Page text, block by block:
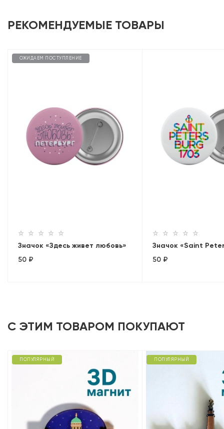
РЕКОМЕНДУЕМЫЕ ТОВАРЫ
ОЖИДАЕМ ПОСТУПЛЕНИЕ
Значок «Здесь живет любовь»
50 ₽
Значок «Saint
50 ₽
С ЭТИМ ТОВАРОМ ПОКУПАЮТ
ПОПУЛЯРНЫЙ ПОПУЛЯРНЫЙ